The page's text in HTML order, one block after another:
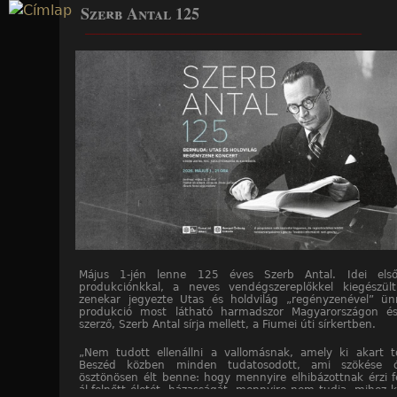
Jump to navigation
Szerb Antal 125
Május 1-jén lenne 125 éves Szerb Antal. Idei
produkciónkkal, a neves vendégszereplőkkel
zenekar jegyezte Utas és holdvilág „regényzenével”
produkció most látható harmadszor Magyarországon
szerző, Szerb Antal sírja mellett, a Fiumei úti sírkertben.
„Nem tudott ellenállni a vallomásnak, amely ki akart
Beszéd közben minden tudatosodott, ami szökése
ösztönösen élt benne: hogy mennyire elhibázottnak érzi
ál-felnőtt életét, házasságát, mennyire nem tudja, mihez